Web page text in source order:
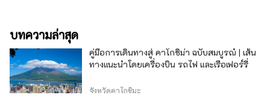
บทความล่าสุด
คู่มือการเดินทางสู่ คาโกชิม่า ฉบับสมบูรณ์ | เส้น
ทางแนะนำโดยเครื่องบิน รถไฟ และเรือเฟอร์รี่
จังหวัดคาโกชิมะ